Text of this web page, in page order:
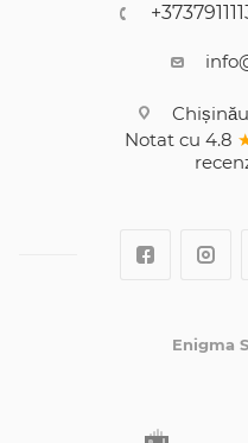
Notat cu 4.8
Enigma